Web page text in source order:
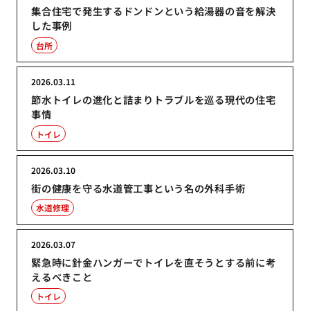
集合住宅で発生するドンドンという給湯器の音を解決
した事例
台所
節水トイレの進化と詰まりトラブルを巡る現代の住宅
事情
2026.03.11
トイレ
街の健康を守る水道管工事という名の外科手術
2026.03.10
水道修理
緊急時に針金ハンガーでトイレを直そうとする前に考
えるべきこと
2026.03.07
トイレ